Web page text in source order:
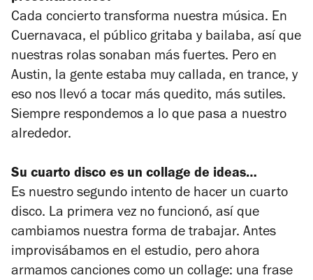
Cada concierto transforma nuestra música. En
Cuernavaca, el público gritaba y bailaba, así que
nuestras rolas sonaban más fuertes. Pero en
Austin, la gente estaba muy callada, en trance, y
eso nos llevó a tocar más quedito, más sutiles.
Siempre respondemos a lo que pasa a nuestro
alrededor.
Su cuarto disco es un collage de ideas…
Es nuestro segundo intento de hacer un cuarto
disco. La primera vez no funcionó, así que
cambiamos nuestra forma de trabajar. Antes
improvisábamos en el estudio, pero ahora
armamos canciones como un collage: una frase